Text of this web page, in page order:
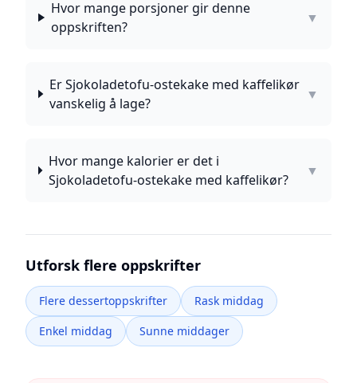
Hvor mange porsjoner gir denne
oppskriften?
▼
Er Sjokoladetofu-ostekake med kaffelikør
vanskelig å lage?
▼
Hvor mange kalorier er det i
Sjokoladetofu-ostekake med kaffelikør?
▼
Utforsk flere oppskrifter
Flere dessertoppskrifter
Rask middag
Enkel middag
Sunne middager